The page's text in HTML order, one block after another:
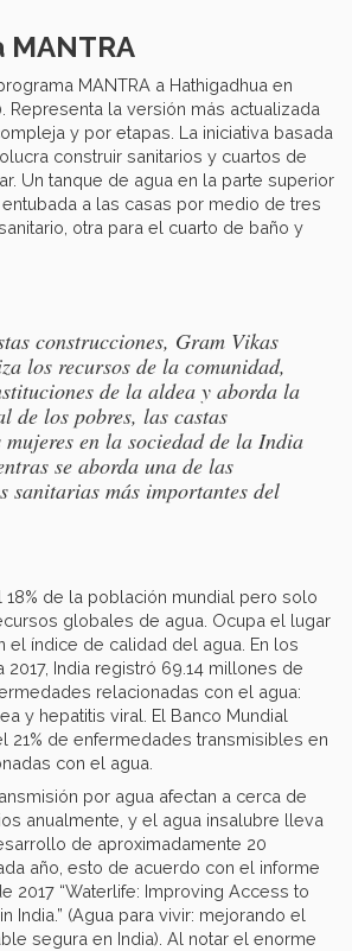
MANTRA
MANTRA a Hathigadhua en
Representa la versión más actualizada
y por etapas. La iniciativa basada
construir sanitarios y cuartos de
Un tanque de agua en la parte superior
a las casas por medio de tres
otra para el cuarto de baño y
construcciones, Gram Vikas
los recursos de la comunidad,
de la aldea y aborda la
de los pobres, las castas
en la sociedad de la India
se aborda una de las
sanitarias más importantes del
18% de la población mundial pero solo
globales de agua. Ocupa el lugar
el índice de calidad del agua. En los
India registró 69.14 millones de
relacionadas con el agua:
y hepatitis viral. El Banco Mundial
21% de enfermedades transmisibles en
con el agua.
por agua afectan a cerca de
anualmente, y el agua insalubre lleva
de aproximadamente 20
año, esto de acuerdo con el informe
2017 “Waterlife: Improving Access to
India.” (Agua para vivir: mejorando el
segura en India). Al notar el enorme